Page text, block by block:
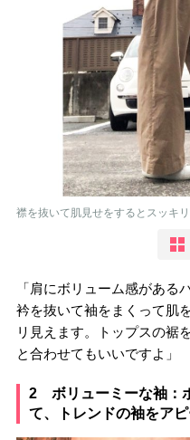
襟を抜いて肌見せをするとスッキリ
「肩にボリューム感がある
衿を抜いて袖をまくって肌
リ見えます。トップスの裾
と合わせてもいいですよ」
2 ボリューミーな袖：
て、トレンドの袖をア